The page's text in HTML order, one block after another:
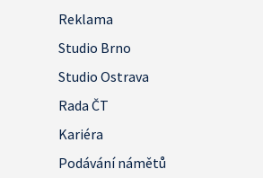
Reklama
Studio Brno
Studio Ostrava
Rada ČT
Kariéra
Podávání námětů